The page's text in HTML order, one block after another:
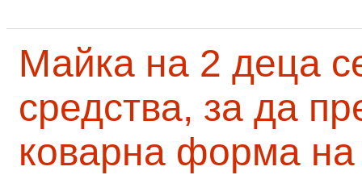
Майка на 2 деца
средства, за да
коварна форма на